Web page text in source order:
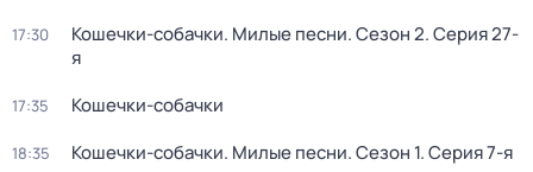
17:30 Кошечки-собачки. Милые песни. Сезон 2. Серия 27-
я
17:35 Кошечки-собачки
18:35 Кошечки-собачки. Милые песни. Сезон 1. Серия 7-я